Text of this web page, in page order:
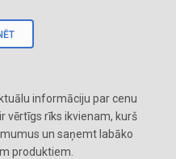
informāciju par cenu
vērtīgs rīks ikvienam, kurš
un saņemt labāko
produktiem.